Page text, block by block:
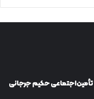
حکیم جرجانی